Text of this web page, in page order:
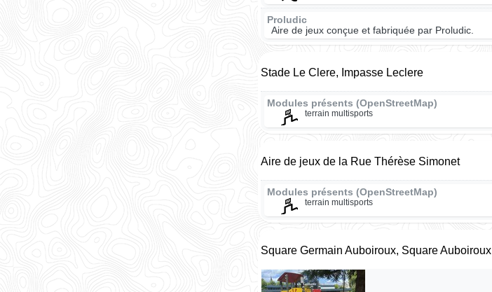
Proludic
Aire de jeux conçue et fabriquée par Proludic.
Stade Le Clere, Impasse Leclere
Modules présents (OpenStreetMap)
terrain multisports
Aire de jeux de la Rue Thérèse Simonet
Modules présents (OpenStreetMap)
terrain multisports
Square Germain Auboiroux, Square Auboiroux